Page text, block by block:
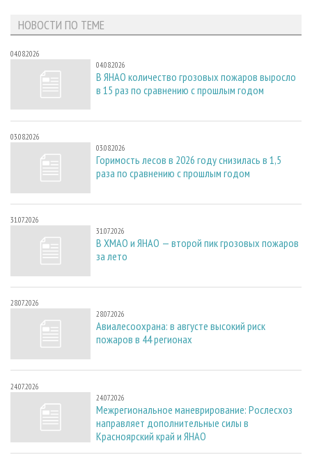
НОВОСТИ ПО ТЕМЕ
04.08.2026
04.08.2026
В ЯНАО количество грозовых пожаров выросло
в 15 раз по сравнению с прошлым годом
03.08.2026
03.08.2026
Горимость лесов в 2026 году снизилась в 1,5
раза по сравнению с прошлым годом
31.07.2026
31.07.2026
В ХМАО и ЯНАО — второй пик грозовых пожаров
за лето
28.07.2026
28.07.2026
Авиалесоохрана: в августе высокий риск
пожаров в 44 регионах
24.07.2026
24.07.2026
Межрегиональное маневрирование: Рослесхоз
направляет дополнительные силы в
Красноярский край и ЯНАО